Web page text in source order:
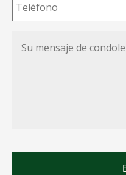
mensaje